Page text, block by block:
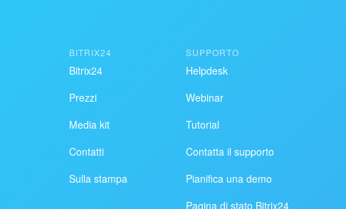
BITRIX24
Bitrix24
Prezzi
Media kit
Contatti
Sulla stampa
SUPPORTO
Helpdesk
Webinar
Tutorial
Contatta il supporto
Pianifica una demo
Pagina di stato Bitrix24